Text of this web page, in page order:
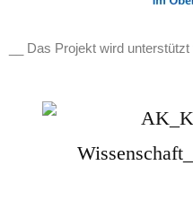
__ Das Projekt wird